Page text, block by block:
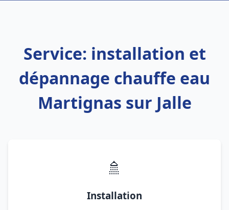
Service: installation et
dépannage chauffe eau
Martignas sur Jalle
🚿
Installation